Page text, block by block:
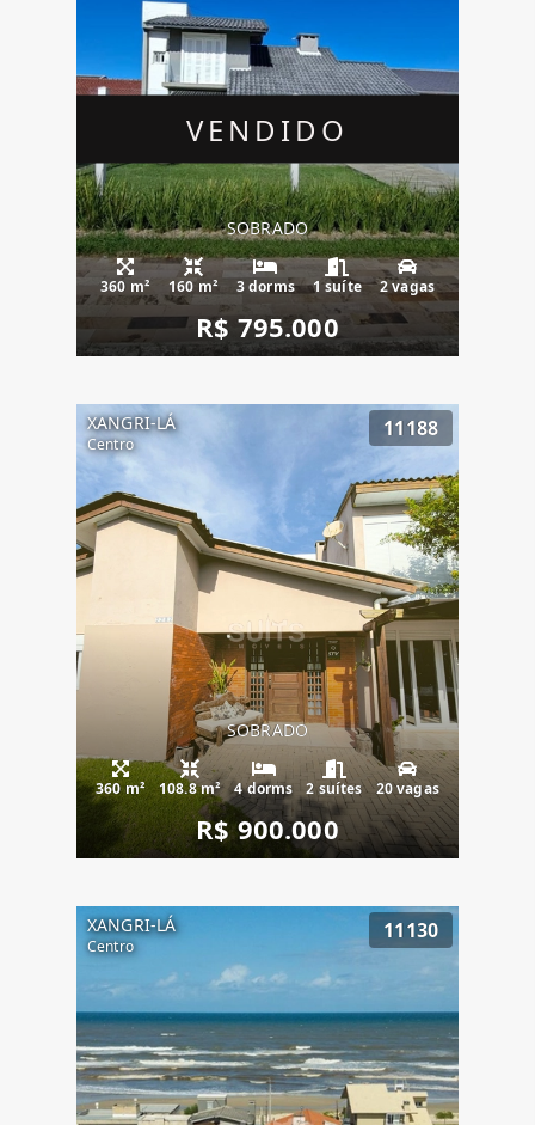
VENDIDO
SOBRADO
360 m² 160 m² 3 dorms 1 suíte 2 vagas
R$ 795.000
XANGRI-LÁ
Centro
11188
SOBRADO
360 m² 108.8 m² 4 dorms 2 suítes 20 vagas
R$ 900.000
XANGRI-LÁ
Centro
11130